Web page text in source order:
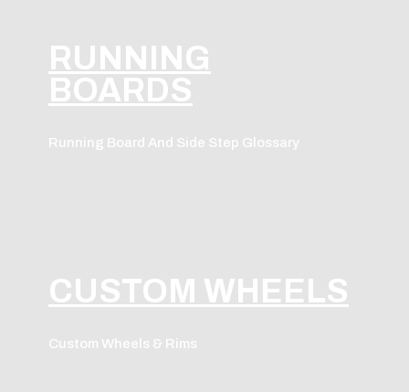
RUNNING
BOARDS
Running Board And Side Step Glossary
CUSTOM WHEELS
Custom Wheels & Rims